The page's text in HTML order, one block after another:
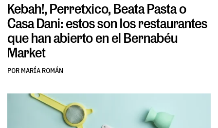
Kebah!, Perretxico, Beata Pasta o
Casa Dani: estos son los restaurantes
que han abierto en el Bernabéu
Market
POR MARÍA ROMÁN